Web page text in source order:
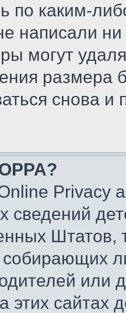
по каким-
написали
могут
размера
снова и
Privacy
сведений
Штатов,
собирающих
или
этих сайтах